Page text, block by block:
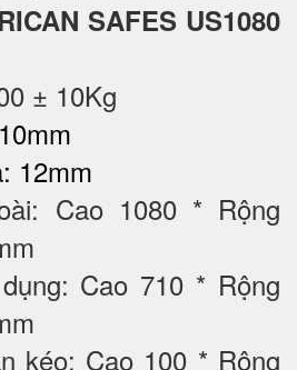
SAFES US1080
± 10Kg
12mm
Cao 1080 * Rộng
Cao 710 * Rộng
kéo: Cao 100 * Rộng